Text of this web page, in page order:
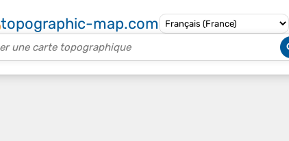
topographic-map.com